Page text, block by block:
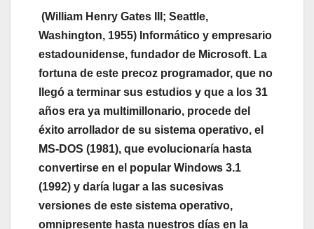
(William Henry Gates III; Seattle,
Washington, 1955) Informático y empresario
estadounidense, fundador de Microsoft. La
fortuna de este precoz programador, que no
llegó a terminar sus estudios y que a los 31
años era ya multimillonario, procede del
éxito arrollador de su sistema operativo, el
MS-DOS (1981), que evolucionaría hasta
convertirse en el popular Windows 3.1
(1992) y daría lugar a las sucesivas
versiones de este sistema operativo,
omnipresente hasta nuestros días en la